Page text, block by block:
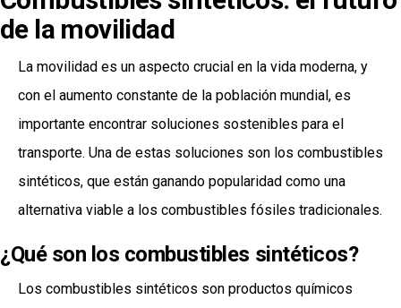
de la movilidad
La movilidad es un aspecto crucial en la vida moderna, y
con el aumento constante de la población mundial, es
importante encontrar soluciones sostenibles para el
transporte. Una de estas soluciones son los combustibles
sintéticos, que están ganando popularidad como una
alternativa viable a los combustibles fósiles tradicionales.
¿Qué son los combustibles sintéticos?
Los combustibles sintéticos son productos químicos